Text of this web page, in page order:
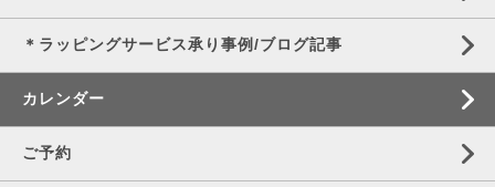
＊ラッピングサービス承り事例/ブログ記事
カレンダー
ご予約